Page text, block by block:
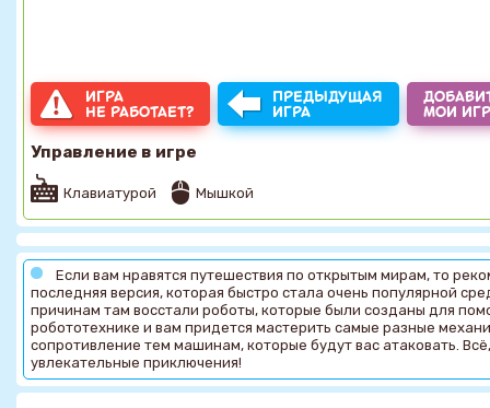
ИГРА
НЕ РАБОТАЕТ?
ПРЕДЫДУЩАЯ
ИГРА
МОИ
Управление в игре
Клавиатурой Мышкой
Если вам нравятся путешествия по открытым мирам, то
последняя версия, которая быстро стала очень популярной
причинам там восстали роботы, которые были созданы для
робототехнике и вам придется мастерить самые разные
сопротивление тем машинам, которые будут вас атаковать.
увлекательные приключения!